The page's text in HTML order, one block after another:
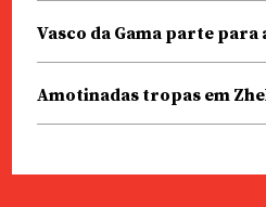
Vasco da Gama parte para
Amotinadas tropas em